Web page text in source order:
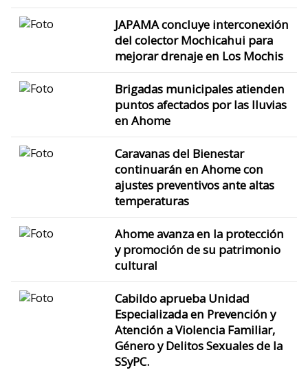
JAPAMA concluye interconexión
del colector Mochicahui para
mejorar drenaje en Los Mochis
Brigadas municipales atienden
puntos afectados por las lluvias
en Ahome
Caravanas del Bienestar
continuarán en Ahome con
ajustes preventivos ante altas
temperaturas
Ahome avanza en la protección
y promoción de su patrimonio
cultural
Cabildo aprueba Unidad
Especializada en Prevención y
Atención a Violencia Familiar,
Género y Delitos Sexuales de la
SSyPC.